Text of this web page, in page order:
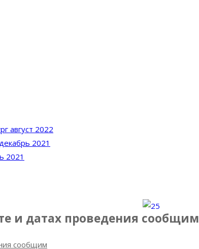
август 2022
2021
2021
и датах проведения сообщим
сообщим